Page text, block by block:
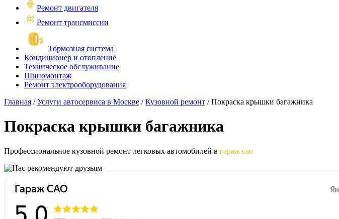
Ремонт двигателя
Ремонт трансмиссии
Тормозная система
Кондиционер и отопление
Техническое обслуживание
Шиномонтаж
Ремонт электрооборудования
Главная /Услуги автосервиса в Москве /Кузовной ремонт /Покраска крышки багажника
Покраска крышки багажника
Профессиональное кузовной ремонт легковых автомобилей в гараж сао